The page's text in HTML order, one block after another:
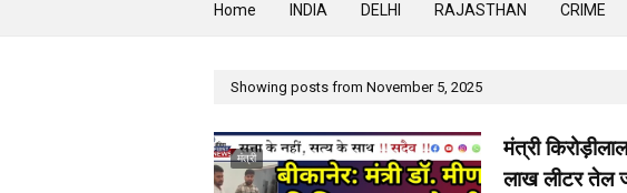
Home INDIA DELHI RAJASTHAN CRIME
Showing posts from November 5, 2025
मंत्री
मंत्री
लाख लीटर तेल